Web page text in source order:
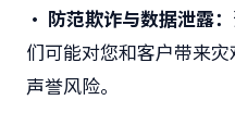
• 防范欺诈与数据泄露：
们可能对您和客户带来
声誉风险。